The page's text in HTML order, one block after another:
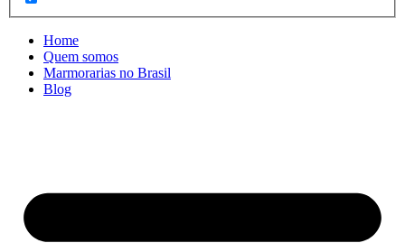
Home
Quem somos
Marmorarias no Brasil
Blog